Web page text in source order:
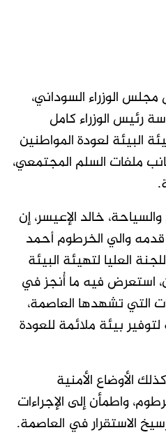
الوزراء السوداني،
رئيس الوزراء كامل
البيئة لعودة المواطنين
ملفات السلم المجتمعي،
خالد الإعيسر، إن
والي الخرطوم أحمد
العليا لتهيئة البيئة
استعرض فيه ما أُنجز في
التي تشهدها العاصمة،
بيئة ملائمة للعودة
الأوضاع الأمنية
واطمأن إلى الإجراءات
الاستقرار في العاصمة.